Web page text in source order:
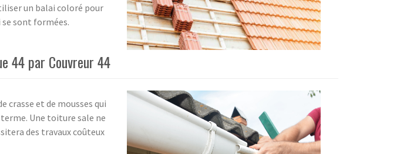
un balai coloré pour
sont formées.
44 par Couvreur 44
crasse et de mousses qui
Une toiture sale ne
des travaux coûteux